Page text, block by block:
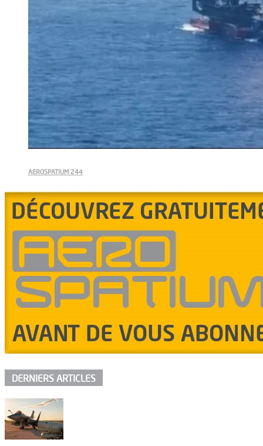
AEROSPATIUM 244
DERNIERS ARTICLES